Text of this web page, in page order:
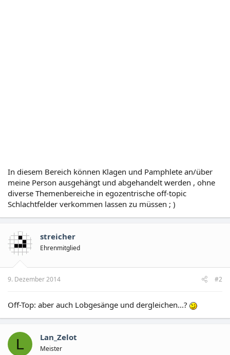
In diesem Bereich können Klagen und Pamphlete an/über
meine Person ausgehängt und abgehandelt werden , ohne
diverse Themenbereiche in egozentrische off-topic
Schlachtfelder verkommen lassen zu müssen ; )
streicher
Ehrenmitglied
9. Dezember 2014 #2
Off-Top: aber auch Lobgesänge und dergleichen...?
L Lan_Zelot
Meister